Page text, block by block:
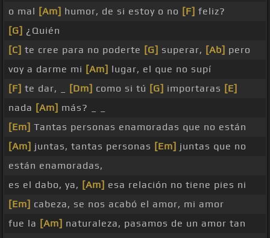
o mal [Am] humor, de si estoy o no [F] feliz?
[G] ¿Quién
[C] te cree para no poderte [G] superar, [Ab] pero
voy a darme mi [Am] lugar, el que no supí
[F] te dar, _ [Dm] como si tú [G] importaras [E]
nada [Am] más? _ _
[Em] Tantas personas enamoradas que no están
[Am] juntas, tantas personas [Em] juntas que no
están enamoradas,
es el dabo, ya, [Am] esa relación no tiene pies ni
[Em] cabeza, se nos acabó el amor, mi amor
fue la [Am] naturaleza, pasamos de un amor tan